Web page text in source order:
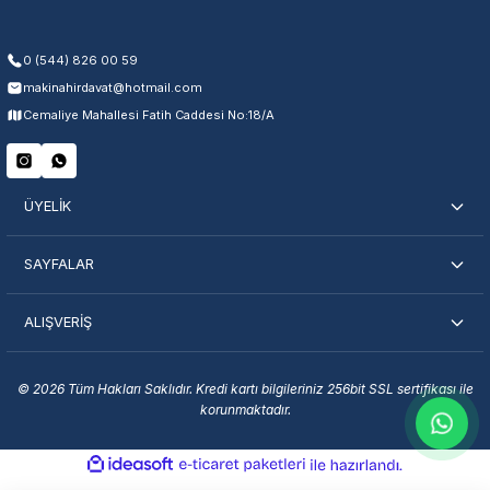
Servisi Nasıl Bulurum?
0 (544) 826 00 59
makinahirdavat@hotmail.com
Cemaliye Mahallesi Fatih Caddesi No:18/A
ÜYELİK
SAYFALAR
ALIŞVERİŞ
© 2026 Tüm Hakları Saklıdır. Kredi kartı bilgileriniz 256bit SSL sertifikası ile
korunmaktadır.
ideasoft
e-